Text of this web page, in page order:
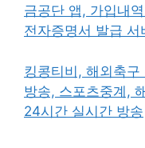
금공단 앱, 가입내
전자증명서 발급 서
킹콩티비, 해외축
방송, 스포츠중계,
24시간 실시간 방송